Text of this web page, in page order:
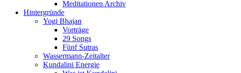
Meditationen Archiv
Hintergründe
Yogi Bhajan
Vorträge
29 Songs
Fünf Sutras
Wassermann-Zeitalter
Kundalini Energie